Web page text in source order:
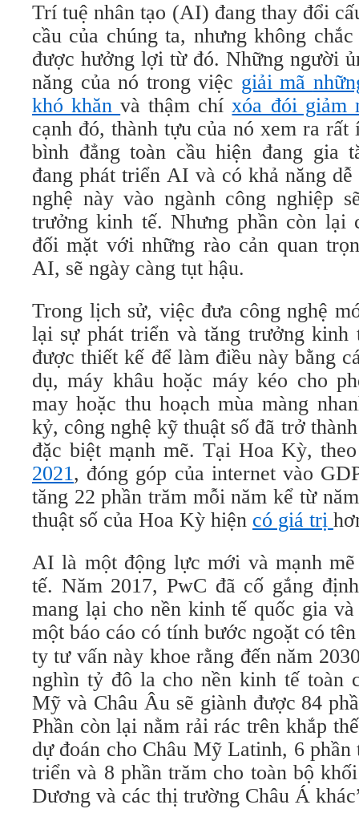
Trí tuệ nhân tạo (AI) đang thay đổi
cầu của chúng ta, nhưng không
được hưởng lợi từ đó. Những người
năng của nó trong việc giải mã
khó khănvà thậm chíxóa đói giảm
cạnh đó, thành tựu của nó xem ra
bình đẳng toàn cầu hiện đang gia
đang phát triển AI và có khả năng
nghệ này vào ngành công nghiệp
trưởng kinh tế. Nhưng phần còn lại
đối mặt với những rào cản quan
AI, sẽ ngày càng tụt hậu.
Trong lịch sử, việc đưa công nghệ
lại sự phát triển và tăng trưởng kinh
được thiết kế để làm điều này bằng
dụ, máy khâu hoặc máy kéo cho
may hoặc thu hoạch mùa màng
kỷ, công nghệ kỹ thuật số đã trở
đặc biệt mạnh mẽ. Tại Hoa Kỳ,
2021, đóng góp của internet vào
tăng 22 phần trăm mỗi năm kể từ
thuật số của Hoa Kỳ hiện có giá trị
AI là một động lực mới và mạnh
tế. Năm 2017, PwC đã cố gắng
mang lại cho nền kinh tế quốc gia
một báo cáo có tính bước ngoặt có
ty tư vấn này khoe rằng đến năm
nghìn tỷ đô la cho nền kinh tế toàn
Mỹ và Châu Âu sẽ giành được 84
Phần còn lại nằm rải rác trên khắp
dự đoán cho Châu Mỹ Latinh, 6
triển và 8 phần trăm cho toàn bộ
Dương và các thị trường Châu Á